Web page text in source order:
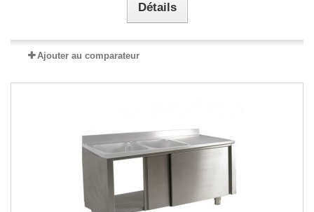
Détails
Ajouter au comparateur